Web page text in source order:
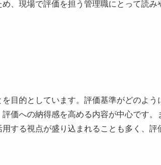
、現場で評価を担う管理職にとって読み
目的としています。評価基準がどのよう
価への納得感を高める内容が中心です。
する視点が盛り込まれることも多く、評